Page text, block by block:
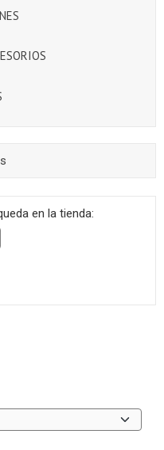
en la tienda: